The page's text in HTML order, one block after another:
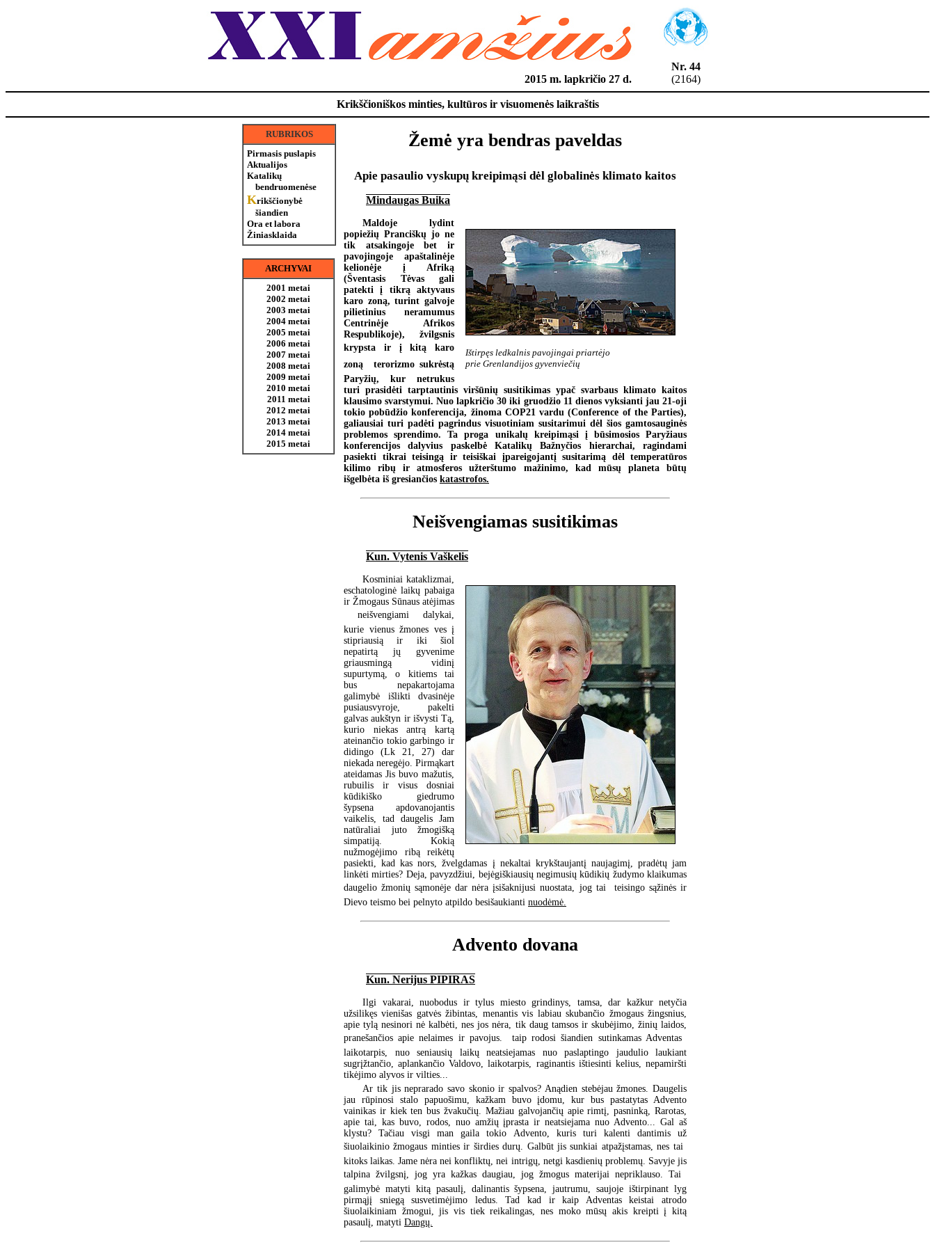
2015 m. lapkričio 27 d.
Nr. 44
(2164)
Krikščioniškos minties, kultūros ir visuomenės laikraštis
RUBRIKOS
Pirmasis puslapis
Aktualijos
Katalikų
bendruomenėse
Krikščionybė
šiandien
Ora et labora
Žiniasklaida
ARCHYVAI
2001 metai
2002 metai
2003 metai
2004 metai
2005 metai
2006 metai
2007 metai
2008 metai
2009 metai
2010 metai
2011 metai
2012 metai
2013 metai
2014 metai
2015 metai
Žemė yra bendras paveldas
Apie pasaulio vyskupų kreipimąsi dėl globalinės klimato kaitos
Mindaugas Buika
Ištirpęs ledkalnis pavojingai priartėjo
prie Grenlandijos gyvenviečių
Maldoje lydint
popiežių Pranciškų jo ne
tik atsakingoje bet ir
pavojingoje apaštalinėje
kelionėje į Afriką
(Šventasis Tėvas gali
patekti į tikrą aktyvaus
karo zoną, turint galvoje
pilietinius neramumus
Centrinėje Afrikos
Respublikoje), žvilgsnis
krypsta ir į kitą karo
zoną  terorizmo sukrėstą
Paryžių, kur netrukus
turi prasidėti tarptautinis viršūnių susitikimas ypač svarbaus klimato kaitos
klausimo svarstymui. Nuo lapkričio 30 iki gruodžio 11 dienos vyksianti jau 21-oji
tokio pobūdžio konferencija, žinoma COP21 vardu (Conference of the Parties),
galiausiai turi padėti pagrindus visuotiniam susitarimui dėl šios gamtosauginės
problemos sprendimo. Ta proga unikalų kreipimąsi į būsimosios Paryžiaus
konferencijos dalyvius paskelbė Katalikų Bažnyčios hierarchai, ragindami
pasiekti tikrai teisingą ir teisiškai įpareigojantį susitarimą dėl temperatūros
kilimo ribų ir atmosferos užterštumo mažinimo, kad mūsų planeta būtų
išgelbėta iš gresiančios katastrofos.
Neišvengiamas susitikimas
Kun. Vytenis Vaškelis
Kosminiai kataklizmai,
eschatologinė laikų pabaiga
ir Žmogaus Sūnaus atėjimas
 neišvengiami dalykai,
kurie vienus žmones ves į
stipriausią ir iki šiol
nepatirtą jų gyvenime
griausmingą vidinį
supurtymą, o kitiems tai
bus nepakartojama
galimybė išlikti dvasinėje
pusiausvyroje, pakelti
galvas aukštyn ir išvysti Tą,
kurio niekas antrą kartą
ateinančio tokio garbingo ir
didingo (Lk 21, 27) dar
niekada neregėjo. Pirmąkart
ateidamas Jis buvo mažutis,
rubuilis ir visus dosniai
kūdikiško giedrumo
šypsena apdovanojantis
vaikelis, tad daugelis Jam
natūraliai juto žmogišką
simpatiją. Kokią
nužmogėjimo ribą reikėtų
pasiekti, kad kas nors, žvelgdamas į nekaltai krykštaujantį naujagimį, pradėtų jam
linkėti mirties? Deja, pavyzdžiui, bejėgiškiausių negimusių kūdikių žudymo klaikumas
daugelio žmonių sąmonėje dar nėra įsišaknijusi nuostata, jog tai  teisingo sąžinės ir
Dievo teismo bei pelnyto atpildo besišaukianti nuodėmė.
Advento dovana
Kun. Nerijus PIPIRAS
Ilgi vakarai, nuobodus ir tylus miesto grindinys, tamsa, dar kažkur netyčia
užsilikęs vienišas gatvės žibintas, menantis vis labiau skubančio žmogaus žingsnius,
apie tylą nesinori nė kalbėti, nes jos nėra, tik daug tamsos ir skubėjimo, žinių laidos,
pranešančios apie nelaimes ir pavojus.  taip rodosi šiandien sutinkamas Adventas 
laikotarpis, nuo seniausių laikų neatsiejamas nuo paslaptingo jaudulio laukiant
sugrįžtančio, aplankančio Valdovo, laikotarpis, raginantis ištiesinti kelius, nepamiršti
tikėjimo alyvos ir vilties...
Ar tik jis neprarado savo skonio ir spalvos? Anądien stebėjau žmones. Daugelis
jau rūpinosi stalo papuošimu, kažkam buvo įdomu, kur bus pastatytas Advento
vainikas ir kiek ten bus žvakučių. Mažiau galvojančių apie rimtį, pasninką, Rarotas,
apie tai, kas buvo, rodos, nuo amžių įprasta ir neatsiejama nuo Advento... Gal aš
klystu? Tačiau visgi man gaila tokio Advento, kuris turi kalenti dantimis už
šiuolaikinio žmogaus minties ir širdies durų. Galbūt jis sunkiai atpažįstamas, nes tai 
kitoks laikas. Jame nėra nei konfliktų, nei intrigų, netgi kasdienių problemų. Savyje jis
talpina žvilgsnį, jog yra kažkas daugiau, jog žmogus materijai nepriklauso. Tai 
galimybė matyti kitą pasaulį, dalinantis šypsena, jautrumu, saujoje ištirpinant lyg
pirmąjį sniegą susvetimėjimo ledus. Tad kad ir kaip Adventas keistai atrodo
šiuolaikiniam žmogui, jis vis tiek reikalingas, nes moko mūsų akis kreipti į kitą
pasaulį, matyti Dangų.